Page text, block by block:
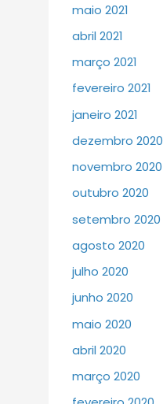
maio 2021
abril 2021
março 2021
fevereiro 2021
janeiro 2021
dezembro 2020
novembro 2020
outubro 2020
setembro 2020
agosto 2020
julho 2020
junho 2020
maio 2020
abril 2020
março 2020